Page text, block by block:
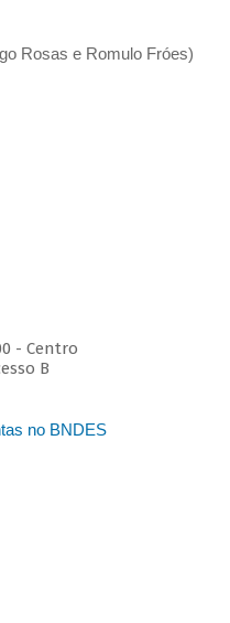
Rosas e Romulo Fróes)
- Centro
B
no BNDES